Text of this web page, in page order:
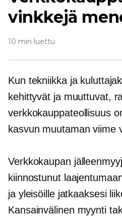
vinkkejä
10 min luettu
Kun tekniikka ja
kehittyvät ja muuttuvat,
verkkokauppateollisuus
kasvun muutaman viime
Verkkokaupan
kiinnostunut
ja yleisöille jatkaaksesi
Kansainvälinen myynti